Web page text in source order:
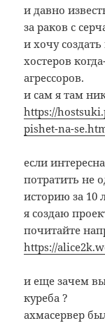
и давно
за раков с
и хочу
хостеров
агрессоров.
и сам я там
https://
pishet-na-
если
потратить не
историю за 10
я создаю
почитайте
https://
и еще зачем
куреба ?
ахмасервер